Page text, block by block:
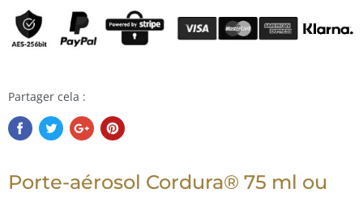
Partager cela :
Porte-aérosol Cordura® 75 ml ou